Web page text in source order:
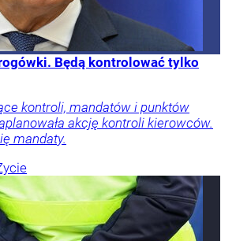
Będą kontrolować tylko
kontroli, mandatów i punktów
akcję kontroli kierowców.
mandaty.